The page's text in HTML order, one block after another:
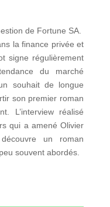
de Fortune SA.
la finance privée et
signe régulièrement
du marché
souhait de longue
son premier roman
L’interview réalisé
qui a amené Olivier
un roman
souvent abordés.